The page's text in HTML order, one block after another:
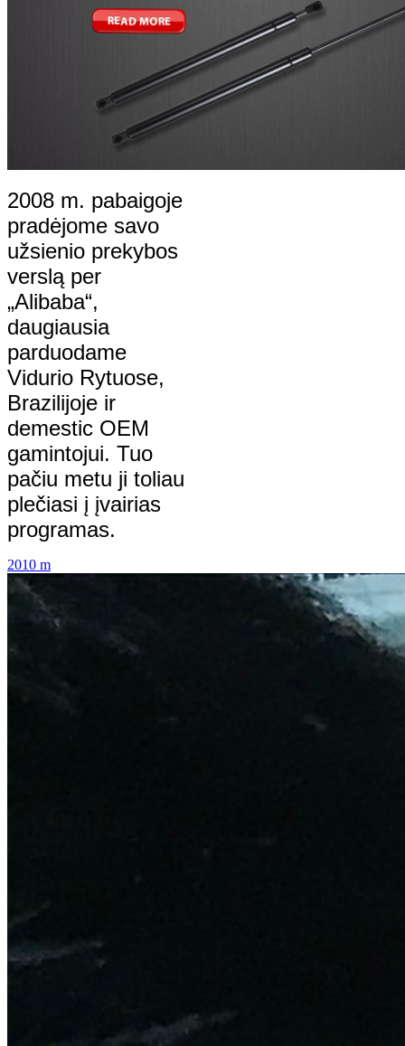
2008 m. pabaigoje
pradėjome savo
užsienio prekybos
verslą per
„Alibaba“,
daugiausia
parduodame
Vidurio Rytuose,
Brazilijoje ir
demestic OEM
gamintojui. Tuo
pačiu metu ji toliau
plečiasi į įvairias
programas.
2010 m